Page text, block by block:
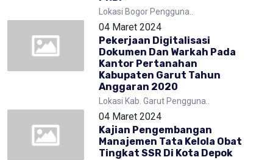
Lokasi Bogor Pengguna..
04 Maret 2024
Pekerjaan Digitalisasi
Dokumen Dan Warkah Pada
Kantor Pertanahan
Kabupaten Garut Tahun
Anggaran 2020
Lokasi Kab. Garut Pengguna..
04 Maret 2024
Kajian Pengembangan
Manajemen Tata Kelola Obat
Tingkat SSR Di Kota Depok